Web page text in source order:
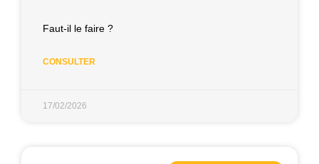
Faut-il le faire ?
CONSULTER
17/02/2026